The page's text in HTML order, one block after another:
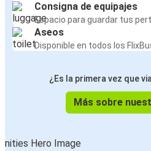
Consigna de equipajes
Espacio para guardar tus
Aseos
Disponible en todos los
¿Es la primera vez que
Más sobre